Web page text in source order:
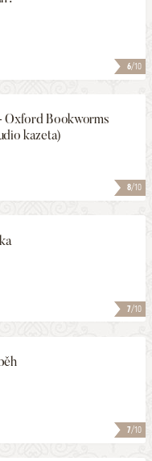
6/10
8/10
Oxford Bookworms
kazeta)
7/10
7/10